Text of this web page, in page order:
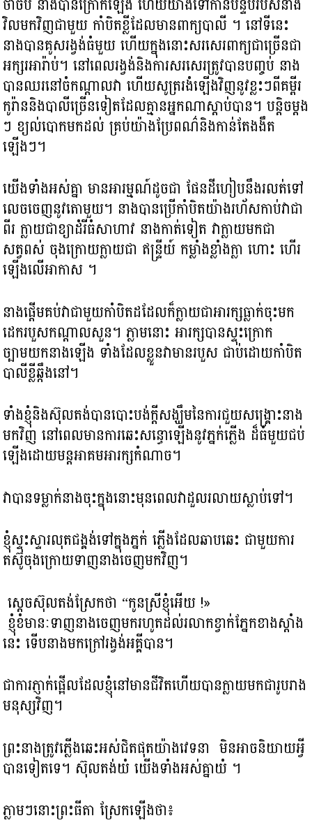
វិលមកវិញជាមួយ កាំបិតខ្លី​ដែលមានពាក្យបាលី ។ នៅទីនេះ
នាងបានគូសរង្វង់ធំមួយ ហើយក្នុងនោះសរសេរពាក្យជាច្រើនជា
អក្សរអារ៉ាប់។ នៅពេលរង្វង់និងការសរសេរត្រូវបានបញ្ចប់ នាង
បានឈរនៅចំកណ្តាលវា ហើយសូត្រ​រងំ​ឡើងវិញនូវខ្លះៗពីគម្ពីរ
កូរ៉ាននិងបាលីច្រើនទៀតដែលគ្មាន​អ្នកណាស្តាប់បាន។ បន្តិចម្តង
ៗ ខ្យល់បោកមកដល់ គ្រប់យ៉ាងប្រែពណ៌និង​កាន់តែងងឹត
ឡើងៗ។
យើងទាំងអស់គ្នា មានអារម្មណ៍ដូចជា ផែនដីហៀបនឹងរលត់ទៅ
លេចចេញនូវតោមួយ។ នាង​បានប្រើកាំបិតយ៉ាងរហ័សកាប់វាជា
ពីរ ក្លាយជាខ្យាដំរីធំសាហាវ នាង​កាត់ទៀត វាក្លាយមកជា
សត្វពស់ ចុងក្រោយ​ក្លាយជា ឥន្ទ្រីយ៍ កម្លាំងខ្លាំងក្លា ហោះ ហើរ
ឡើងលើអាកាស ។
នាងផ្តើមគប់វាជាមួយកាំបិតដដែលក៏ក្លាយជាអារក្សធ្លាក់ចុះមក
ដេករបួសកណ្តាលសួន។ ភ្លាមនោះ អារក្ស​បានស្ទុះក្រោក
ច្បាមយកនាងឡើង ​ទាំងដែល​ខ្លួនវាមានរបួស ជាប់ដោយកាំបិត
បាលីខ្លីឆ្កឹងនៅ។
ទាំងខ្ញុំនិងស៊ុលតង់បានបោះបង់ក្តីសង្ឃឹមនៃការជួយសង្គ្រោះនាង
មកវិញ នៅពេលមានការឆេះសន្ធោឡើងនូវ​ភ្នក់ភ្លើង ដ៏ធំមួយជប់
ឡើងដោយមន្តអាគមអារក្សកំណាច។
វាបានទម្លាក់នាងចុះក្នុងនោះ​​មុនពេលវាដួលរលាយស្លាប់ទៅ។
ខ្ញុំស្ទុះស្ទារលុតជង្គង់ទៅក្នុងភ្នក់ ភ្លើងដែលឆាបឆេះ ជាមួយការ
តស៊ូចុងក្រោយទាញនាង​ចេញមកវិញ។
ស្តេចស៊ុលតង់ស្រែកថា “កូនស្រីខ្ញុំអើយ !»
ខ្ញុំខំមានៈទាញនាងចេញមករហូត​ដល់រលាកខ្វាក់ភ្នែក​ខាងស្តាំង
នេះ ទើបនាង​មកក្រៅរង្វង់អគ្គីបាន។
ជាការភ្ញាក់ផ្អើល​ដែល​ខ្ញុំនៅមានជីវិតហើយ​បានក្លាយមកជារូបរាង
មនុស្សវិញ។
ព្រះនាងត្រូវ​ភ្លើងឆេះអស់ជិតផុតយ៉ាងវេទនា​ មិនអាចនិយាយអ្វី
បានទៀតទេ។ ស៊ុលតង់យំ យើងទាំងអស់គ្នាយំ ។
ភ្លាមៗនោះព្រះធីតា​ ស្រែកឡើងថា​៖